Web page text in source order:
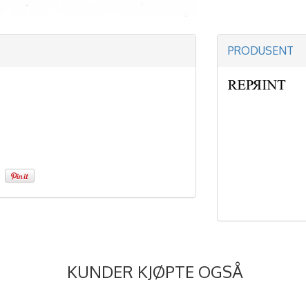
PRODUSENT
KUNDER KJØPTE OGSÅ